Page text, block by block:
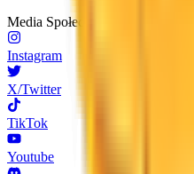
Media Społecznościowe
Instagram
X/Twitter
TikTok
Youtube